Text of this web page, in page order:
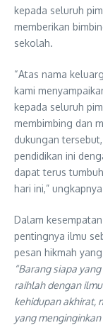
kepada seluruh
memberikan
sekolah.
“Atas nama
kami
kepada seluruh
membimbing dan
dukungan
pendidikan ini
dapat terus
hari ini,”
Dalam
pentingnya ilmu
pesan hikmah
“Barang siapa
raihlah dengan
kehidupan akhirat,
yang